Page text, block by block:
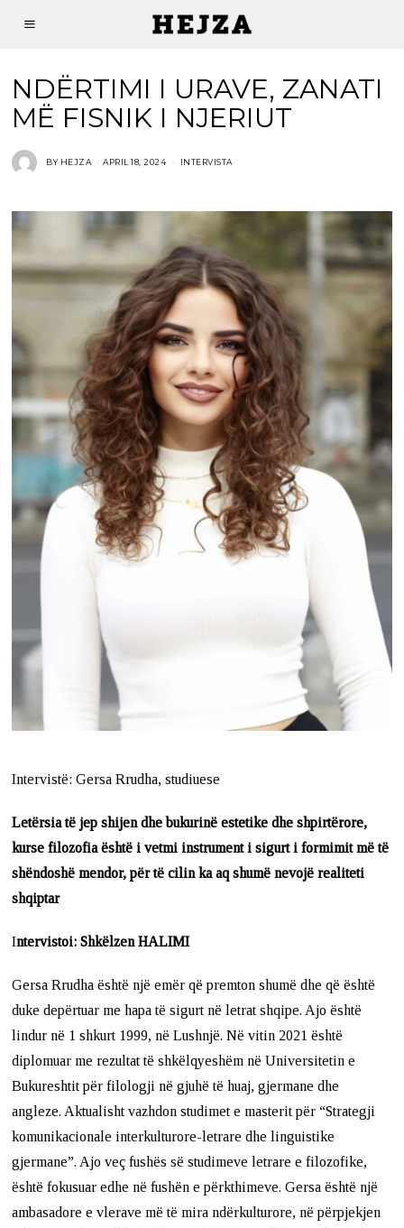
NDËRTIMI I URAVE, ZANATI
MË FISNIK I NJERIUT
BY HEJZA APRIL 18, 2024 INTERVISTA
Intervistë: Gersa Rrudha, studiuese
Letërsia të jep shijen dhe bukurinë estetike dhe shpirtërore,
kurse filozofia është i vetmi instrument i sigurt i formimit më të
shëndoshë mendor, për të cilin ka aq shumë nevojë realiteti
shqiptar
Intervistoi: Shkëlzen HALIMI
Gersa Rrudha është një emër që premton shumë dhe që është
duke depërtuar me hapa të sigurt në letrat shqipe. Ajo është
lindur në 1 shkurt 1999, në Lushnjë. Në vitin 2021 është
diplomuar me rezultat të shkëlqyeshëm në Universitetin e
Bukureshtit për filologji në gjuhë të huaj, gjermane dhe
angleze. Aktualisht vazhdon studimet e masterit për “Strategji
komunikacionale interkulturore-letrare dhe linguistike
gjermane”. Ajo veç fushës së studimeve letrare e filozofike,
është fokusuar edhe në fushën e përkthimeve. Gersa është një
ambasadore e vlerave më të mira ndërkulturore, në përpjekjen